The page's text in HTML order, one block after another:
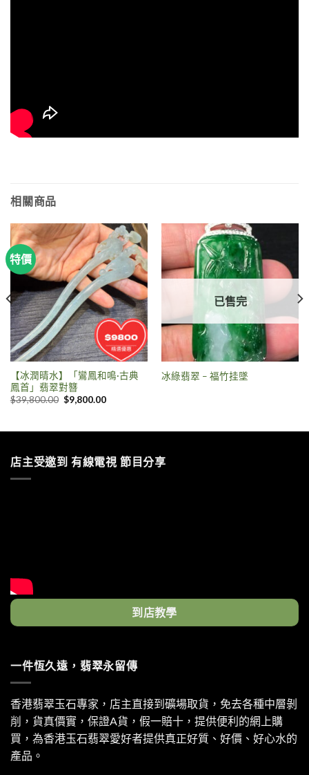
相關商品
特價
【冰潤晴水】「鸞鳳和鳴·古典
鳳首」翡翠對簪
$39,800.00 $9,800.00
已售完
冰綠翡翠 – 福竹挂墜
店主受邀到 有線電視 節目分享
到店教學
一件恆久遠，翡翠永留傳
香港翡翠玉石專家，店主直接到礦場取貨，免去各種中層剝
削，貨真價實，保證A貨，假一賠十，提供便利的網上購
買，為香港玉石翡翠愛好者提供真正好質、好價、好心水的
產品。